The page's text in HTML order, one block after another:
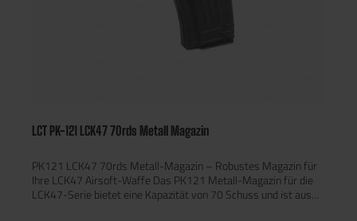
LCT PK-121 LCK47 70rds Metall Magazin
PK121 LCK47 70rds Metall-Magazin – Robustes Magazin für
Ihre LCK47 Airsoft-Waffe Das PK121 Metall-Magazin für die
LCK47-Serie bietet eine Kapazität von 70 Schuss und ist aus